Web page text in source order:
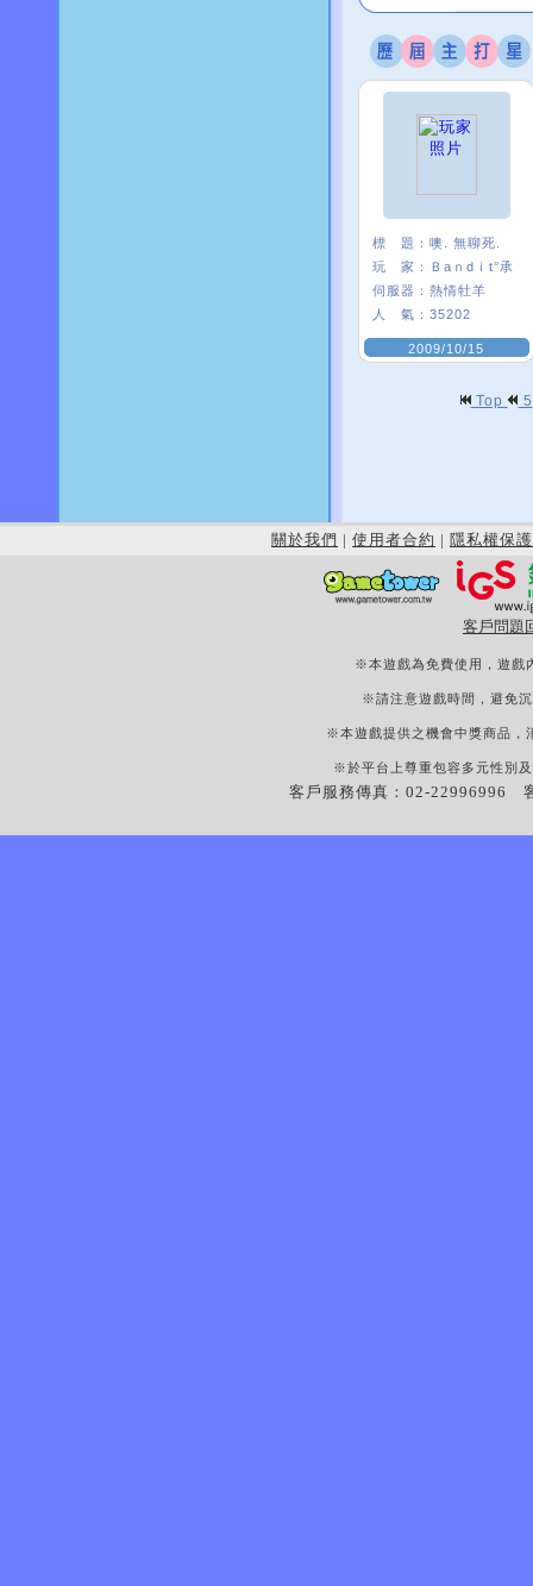
標 題： 噢. 無聊死.
玩 家：
Ｂaｎdｉt°承
伺服器： 熱情牡羊
人 氣： 35202
2009/10/15
Top 5
關於我們 | 使用者合約 | 隱私權保護
客戶問題
※本遊戲為免費使用，遊戲
※請注意遊戲時間，避免
※本遊戲提供之機會中獎商品，
※於平台上尊重包容多元性別
客戶服務傳真：02-22996996